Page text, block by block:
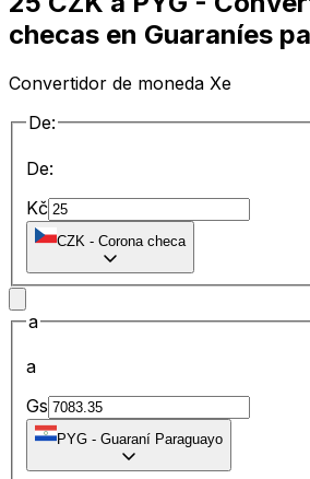
checas en Guaraníes
Convertidor de moneda Xe
De:
De:
Kč
CZK - Corona checa
a
a
Gs
PYG - Guaraní Paraguayo